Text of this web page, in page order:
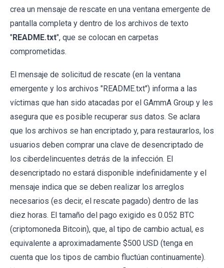
crea un mensaje de rescate en una ventana emergente de
pantalla completa y dentro de los archivos de texto
"README.txt", que se colocan en carpetas
comprometidas.
El mensaje de solicitud de rescate (en la ventana
emergente y los archivos "README.txt") informa a las
víctimas que han sido atacadas por el GAmmA Group y les
asegura que es posible recuperar sus datos. Se aclara
que los archivos se han encriptado y, para restaurarlos, los
usuarios deben comprar una clave de desencriptado de
los ciberdelincuentes detrás de la infección. El
desencriptado no estará disponible indefinidamente y el
mensaje indica que se deben realizar los arreglos
necesarios (es decir, el rescate pagado) dentro de las
diez horas. El tamaño del pago exigido es 0.052 BTC
(criptomoneda Bitcoin), que, al tipo de cambio actual, es
equivalente a aproximadamente $500 USD (tenga en
cuenta que los tipos de cambio fluctúan continuamente).